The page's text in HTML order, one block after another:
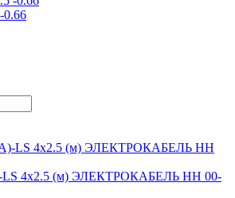
0.66
LS 4х2.5 (м) ЭЛЕКТРОКАБЕЛЬ НН 00-